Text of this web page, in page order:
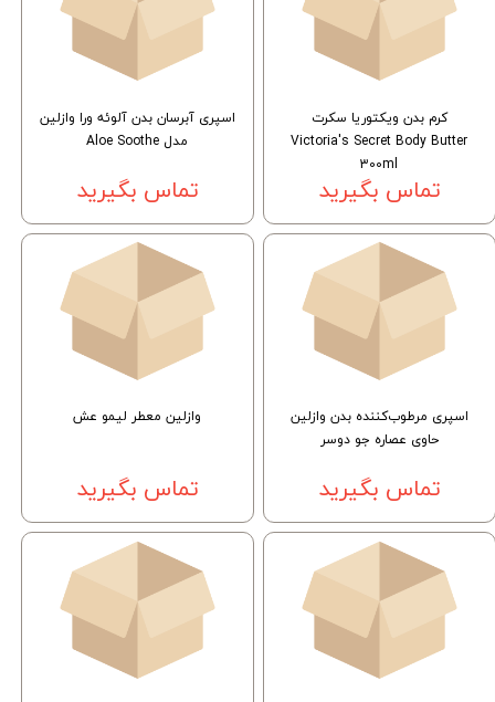
کرم بدن ویکتوریا سکرت
Victoria's Secret Body Butter
300ml
تماس بگیرید
اسپری آبرسان بدن آلوئه ورا وازلین
مدل Aloe Soothe
تماس بگیرید
اسپری مرطوب‌کننده بدن وازلین
حاوی عصاره جو دوسر
تماس بگیرید
وازلین معطر لیمو عش
تماس بگیرید